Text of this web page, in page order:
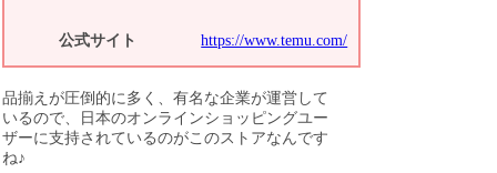
公式サイト https://www.temu.com/
品揃えが圧倒的に多く、有名な企業が運営して
いるので、日本のオンラインショッピングユー
ザーに支持されているのがこのストアなんです
ね♪